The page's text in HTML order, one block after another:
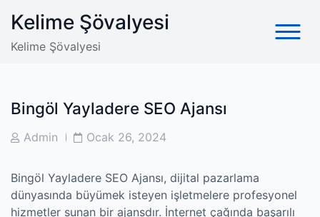
content
Kelime Şövalyesi
Kelime Şövalyesi
Bingöl Yayladere SEO Ajansı
PostAdmin
PostOcak 26, 2024
Bingöl Yayladere SEO Ajansı, dijital pazarlama
dünyasında büyümek isteyen işletmelere profesyonel
hizmetler sunan bir ajansdır. İnternet çağında başarılı